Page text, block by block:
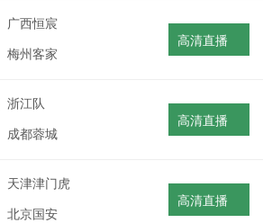
广西恒宸
梅州客家
高清直播
浙江队
成都蓉城
高清直播
天津津门虎
北京国安
高清直播